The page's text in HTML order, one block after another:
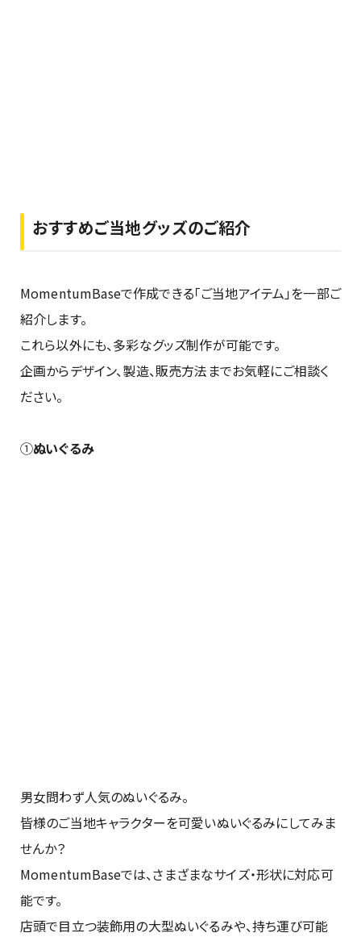
おすすめご当地グッズのご紹介
MomentumBaseで作成できる「ご当地アイテム」を一部ご
紹介します。
これら以外にも、多彩なグッズ制作が可能です。
企画からデザイン、製造、販売方法までお気軽にご相談く
ださい。
①ぬいぐるみ
男女問わず人気のぬいぐるみ。
皆様のご当地キャラクターを可愛いぬいぐるみにしてみま
せんか？
MomentumBaseでは、さまざまなサイズ・形状に対応可
能です。
店頭で目立つ装飾用の大型ぬいぐるみや、持ち運び可能